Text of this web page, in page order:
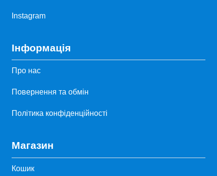
Instagram
Інформація
Про нас
Повернення та обмін
Політика конфіденційності
Магазин
Кошик